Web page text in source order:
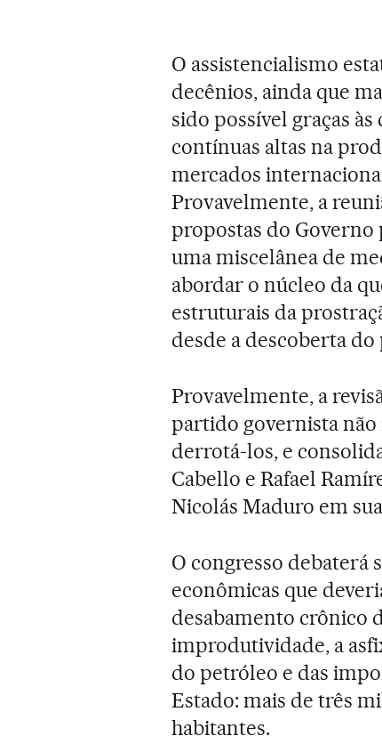
O assistencialismo
decênios, ainda que
sido possível graças
contínuas altas na
mercados
Provavelmente, a
propostas do
uma miscelânea de
abordar o núcleo da
estruturais da
desde a descoberta
Provavelmente, a
partido governista não
derrotá-los, e
Cabello e Rafael
Nicolás Maduro em
O congresso debaterá
econômicas que
desabamento crônico
improdutividade, a
do petróleo e das
Estado: mais de três
habitantes.